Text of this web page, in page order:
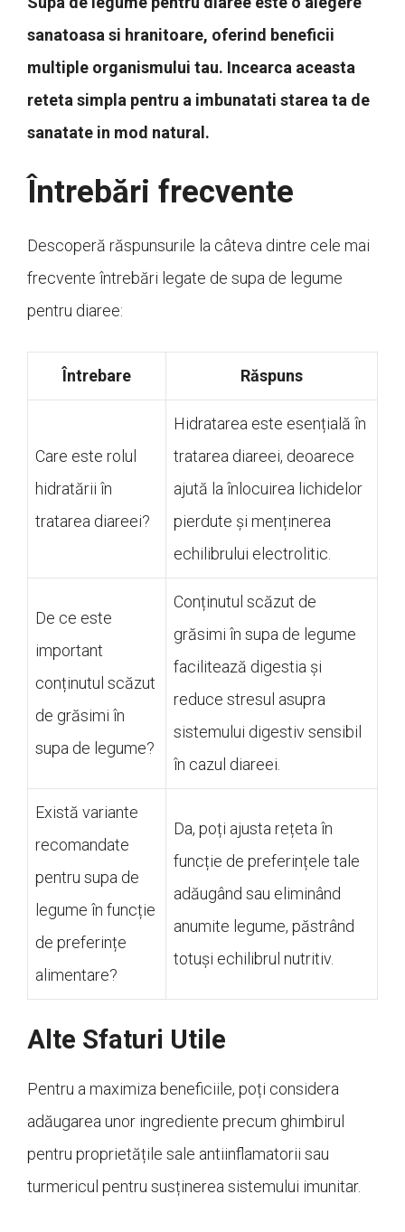
sanatoasa si hranitoare, oferind beneficii
multiple organismului tau. Incearca aceasta
reteta simpla pentru a imbunatati starea ta de
sanatate in mod natural.
Întrebări frecvente
Descoperă răspunsurile la câteva dintre cele mai
frecvente întrebări legate de supa de legume
pentru diaree:
Întrebare Răspuns
Care este rolul
hidratării în
tratarea diareei?
Hidratarea este esențială în
tratarea diareei, deoarece
ajută la înlocuirea lichidelor
pierdute și menținerea
echilibrului electrolitic.
De ce este
important
conținutul scăzut
de grăsimi în
supa de legume?
Conținutul scăzut de
grăsimi în supa de legume
facilitează digestia și
reduce stresul asupra
sistemului digestiv sensibil
în cazul diareei.
Există variante
recomandate
pentru supa de
legume în funcție
de preferințe
alimentare?
Da, poți ajusta rețeta în
funcție de preferințele tale
adăugând sau eliminând
anumite legume, păstrând
totuși echilibrul nutritiv.
Alte Sfaturi Utile
Pentru a maximiza beneficiile, poți considera
adăugarea unor ingrediente precum ghimbirul
pentru proprietățile sale antiinflamatorii sau
turmericul pentru susținerea sistemului imunitar.